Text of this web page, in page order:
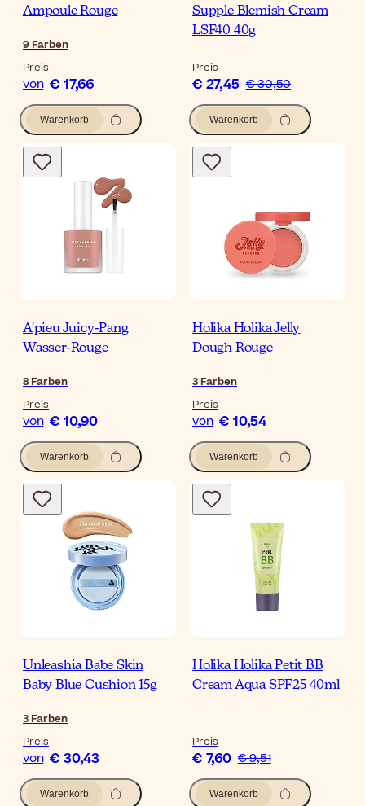
Ampoule Rouge
9 Farben
Preis
von € 17,66
Warenkorb
Supple Blemish Cream
LSF40 40g
Preis
€ 27,45 € 30,50
Warenkorb
A'pieu Juicy-Pang
Wasser-Rouge
8 Farben
Preis
von € 10,90
Warenkorb
Holika Holika Jelly
Dough Rouge
3 Farben
Preis
von € 10,54
Warenkorb
Unleashia Babe Skin
Baby Blue Cushion 15g
3 Farben
Preis
von € 30,43
Warenkorb
Holika Holika Petit BB
Cream Aqua SPF25 40ml
Preis
€ 7,60 € 9,51
Warenkorb